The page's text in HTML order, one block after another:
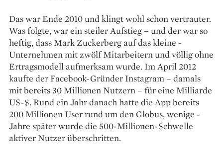
Das war Ende 2010 und klingt wohl schon vertrauter.
Was ­folgte, war ein steiler Aufstieg – und der war so
heftig, dass Mark Zuckerberg auf das kleine ­
Unternehmen mit zwölf Mitarbeitern und ­völlig ohne
Ertragsmodell ­aufmerksam wurde. Im April 2012
kaufte der Facebook-Gründer Instagram – damals
mit bereits 30 Millionen Nutzern – für eine Milliarde
US-$. Rund ein Jahr danach hatte die App bereits
200 Millionen User rund um den Globus, wenige ­
Jahre später wurde die 500-Millionen-­Schwelle
aktiver Nutzer überschritten.